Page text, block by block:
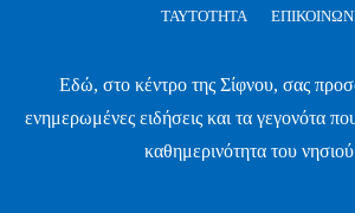
ΤΑΥΤΌΤΗΤΑ
Εδώ, στο κέντρο της Σίφνου, σας
ενημερωμένες ειδήσεις και τα γεγονότα
καθημερινότητα του